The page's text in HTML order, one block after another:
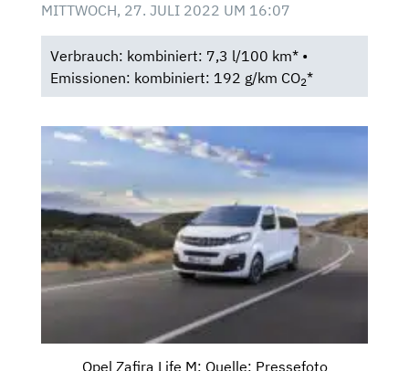
MITTWOCH, 27. JULI 2022 UM 16:07
Verbrauch: kombiniert: 7,3 l/100 km* •
Emissionen: kombiniert: 192 g/km CO2*
Opel Zafira Life M; Quelle: Pressefoto